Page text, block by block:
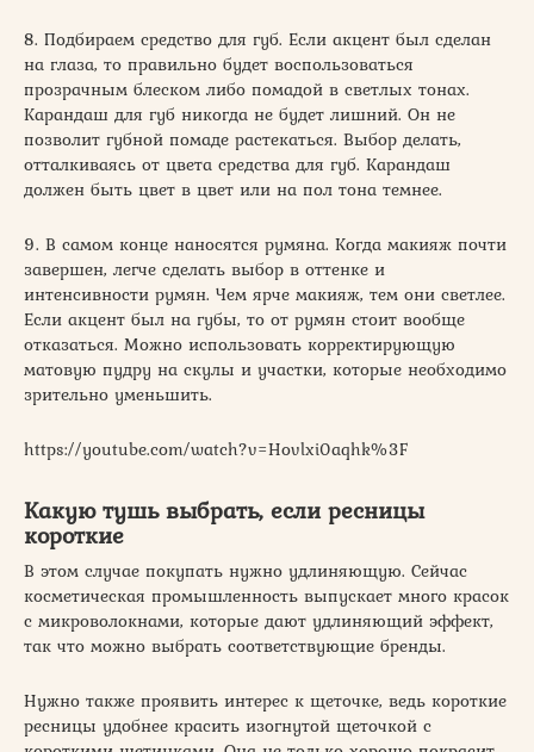
8. Подбираем средство для губ. Если акцент был сделан
на глаза, то правильно будет воспользоваться
прозрачным блеском либо помадой в светлых тонах.
Карандаш для губ никогда не будет лишний. Он не
позволит губной помаде растекаться. Выбор делать,
отталкиваясь от цвета средства для губ. Карандаш
должен быть цвет в цвет или на пол тона темнее.
9. В самом конце наносятся румяна. Когда макияж почти
завершен, легче сделать выбор в оттенке и
интенсивности румян. Чем ярче макияж, тем они светлее.
Если акцент был на губы, то от румян стоит вообще
отказаться. Можно использовать корректирующую
матовую пудру на скулы и участки, которые необходимо
зрительно уменьшить.
https://youtube.com/watch?v=Hovlxi0aqhk%3F
Какую тушь выбрать, если ресницы
короткие
В этом случае покупать нужно удлиняющую. Сейчас
косметическая промышленность выпускает много красок
с микроволокнами, которые дают удлиняющий эффект,
так что можно выбрать соответствующие бренды.
Нужно также проявить интерес к щеточке, ведь короткие
ресницы удобнее красить изогнутой щеточкой с